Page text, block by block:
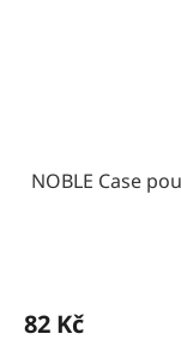
NOBLE Case
82 Kč